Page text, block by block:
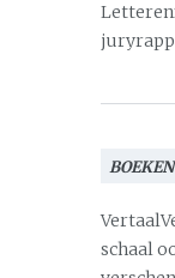
BOEKEN
schaal